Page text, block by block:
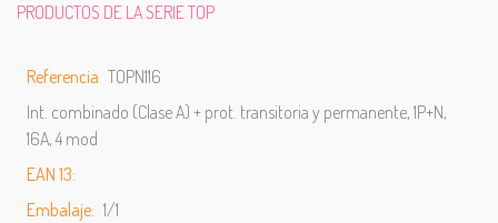
PRODUCTOS DE LA SERIE TOP
Referencia TOPN116
Int. combinado (Clase A) + prot. transitoria y permanente, 1P+N,
16A, 4 mod
EAN 13:
Embalaje: 1/1